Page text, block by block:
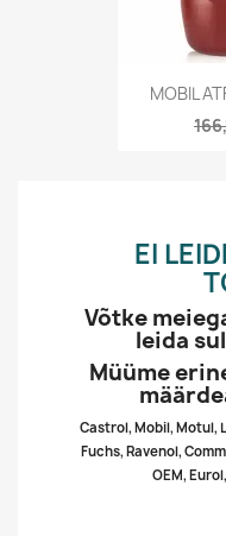
MOBIL
EI
Võtke
leida
Müüme
Castrol, Mobil, Motul,
Fuchs, Ravenol,
OEM,